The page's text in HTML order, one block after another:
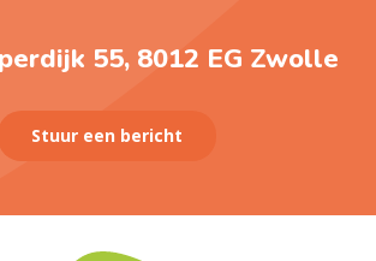
55, 8012 EG Zwolle
Stuur een bericht